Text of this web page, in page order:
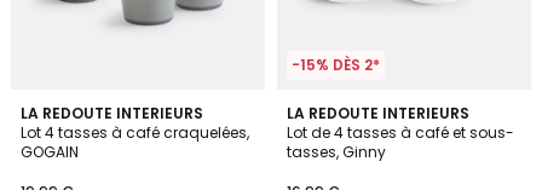
LA REDOUTE INTERIEURS
Lot 4 tasses à café craquelées,
GOGAIN
4,4
/ 5
-15% DÈS 2*
LA REDOUTE INTERIEURS
Lot de 4 tasses à café et sous-
tasses, Ginny
4,1
/ 5